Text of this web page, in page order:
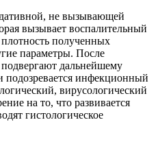
не вызывающей
вызывает воспалительный
полученных
параметры. После
подвергают дальнейшему
подозревается инфекционный
вирусологический
на то, что развивается
гистологическое